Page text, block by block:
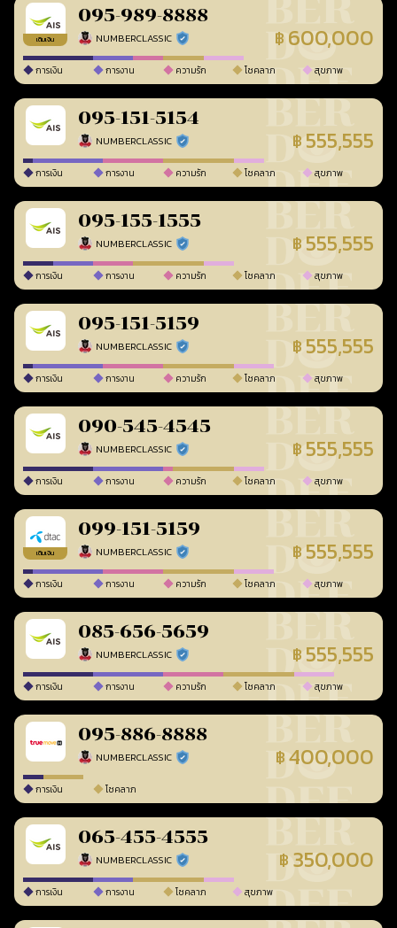
เติมเงิน
095-989-8888
NUMBERCLASSIC ร้านยืนยันแล้ว ฿ 600,000
การเงิน การงาน ความรัก โชคลาภ สุขภาพ
095-151-5154
NUMBERCLASSIC ร้านยืนยันแล้ว ฿ 555,555
การเงิน การงาน ความรัก โชคลาภ สุขภาพ
095-155-1555
NUMBERCLASSIC ร้านยืนยันแล้ว ฿ 555,555
การเงิน การงาน ความรัก โชคลาภ สุขภาพ
095-151-5159
NUMBERCLASSIC ร้านยืนยันแล้ว ฿ 555,555
การเงิน การงาน ความรัก โชคลาภ สุขภาพ
090-545-4545
NUMBERCLASSIC ร้านยืนยันแล้ว ฿ 555,555
การเงิน การงาน ความรัก โชคลาภ สุขภาพ
เติมเงิน
099-151-5159
NUMBERCLASSIC ร้านยืนยันแล้ว ฿ 555,555
การเงิน การงาน ความรัก โชคลาภ สุขภาพ
085-656-5659
NUMBERCLASSIC ร้านยืนยันแล้ว ฿ 555,555
การเงิน การงาน ความรัก โชคลาภ สุขภาพ
095-886-8888
NUMBERCLASSIC ร้านยืนยันแล้ว ฿400,000
การเงิน โชคลาภ
065-455-4555
NUMBERCLASSIC ร้านยืนยันแล้ว ฿ 350,000
การเงิน การงาน โชคลาภ สุขภาพ